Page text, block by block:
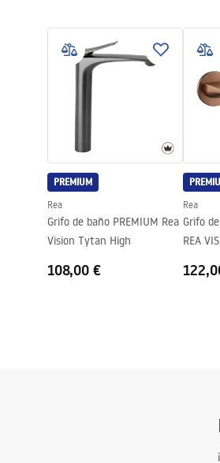
Alcance del caño
Tecnología de recubrimiento
Tipo de cartucho
Altura
Diámetro de la conexión
Aireador
Sistema BOX
Longitud de tubos incluida
Garantía
Instrukcja montażu
PREMIUM
Rea
Grifo de baño PREMIUM Rea
Vision Tytan High
108,00 €
Rea
Grifo
REA